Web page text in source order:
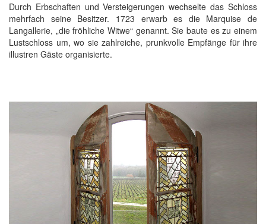
Durch Erbschaften und Versteigerungen wechselte das Schloss
mehrfach seine Besitzer. 1723 erwarb es die Marquise de
Langallerie, „die fröhliche Witwe“ genannt. Sie baute es zu einem
Lustschloss um, wo sie zahlreiche, prunkvolle Empfänge für ihre
illustren Gäste organisierte.